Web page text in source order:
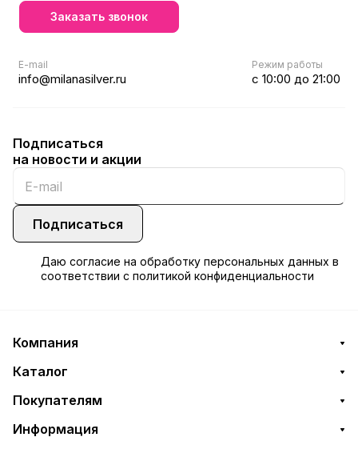
Заказать звонок
E-mail
info@milanasilver.ru
Режим работы
с 10:00 до 21:00
Подписаться
на новости и акции
Подписаться
Даю согласие на обработку персональных данных в
соответствии с политикой конфиденциальности
Компания
Каталог
Покупателям
Информация